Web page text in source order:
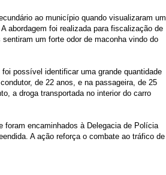
ao município quando visualizaram um
abordagem foi realizada para fiscalização de
um forte odor de maconha vindo do
possível identificar uma grande quantidade
de 22 anos, e na passageira, de 25
a droga transportada no interior do carro
foram encaminhados à Delegacia de Polícia
A ação reforça o combate ao tráfico de